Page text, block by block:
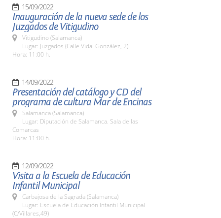
15/09/2022
Inauguración de la nueva sede de los
Juzgados de Vitigudino
Vitigudino (Salamanca)
Lugar: Juzgados (Calle Vidal González, 2)
Hora: 11:00 h.
14/09/2022
Presentación del catálogo y CD del
programa de cultura Mar de Encinas
Salamanca (Salamanca)
Lugar: Diputación de Salamanca. Sala de las
Comarcas
Hora: 11:00 h.
12/09/2022
Visita a la Escuela de Educación
Infantil Municipal
Carbajosa de la Sagrada (Salamanca)
Lugar: Escuela de Educación Infantil Municipal
(C/Villares,49)